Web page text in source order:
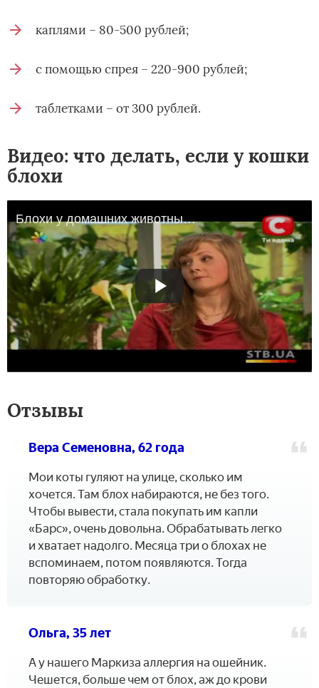
каплями – 80-500 рублей;
с помощью спрея – 220-900 рублей;
таблетками – от 300 рублей.
Видео: что делать, если у кошки
блохи
Блохи у домашних животных - Все буде добре - Выпуск 46 - 18.09.2012 - Все будет хорошо
Отзывы
Вера Семеновна, 62 года
Мои коты гуляют на улице, сколько им
хочется. Там блох набираются, не без того.
Чтобы вывести, стала покупать им капли
«Барс», очень довольна. Обрабатывать легко
и хватает надолго. Месяца три о блохах не
вспоминаем, потом появляются. Тогда
повторяю обработку.
Ольга, 35 лет
А у нашего Маркиза аллергия на ошейник.
Чешется, больше чем от блох, аж до крови